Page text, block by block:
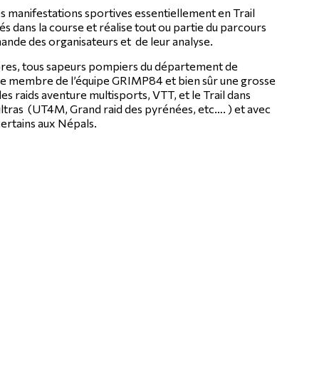
manifestations sportives essentiellement en Trail
dans la course et réalise tout ou partie du parcours
des organisateurs et de leur analyse.
tous sapeurs pompiers du département de
membre de l’équipe GRIMP84 et bien sûr une grosse
raids aventure multisports, VTT, et le Trail dans
(UT4M, Grand raid des pyrénées, etc…. ) et avec
aux Népals.